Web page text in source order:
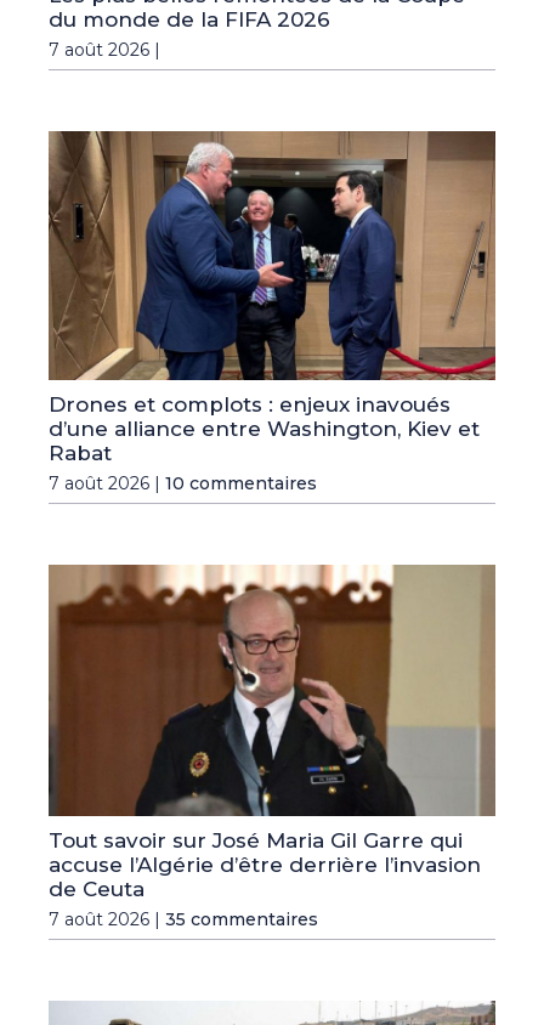
du monde de la FIFA 2026
7 août 2026 |
Drones et complots : enjeux inavoués
d’une alliance entre Washington, Kiev et
Rabat
7 août 2026 | 10 commentaires
Tout savoir sur José Maria Gil Garre qui
accuse l’Algérie d’être derrière l’invasion
de Ceuta
7 août 2026 | 35 commentaires